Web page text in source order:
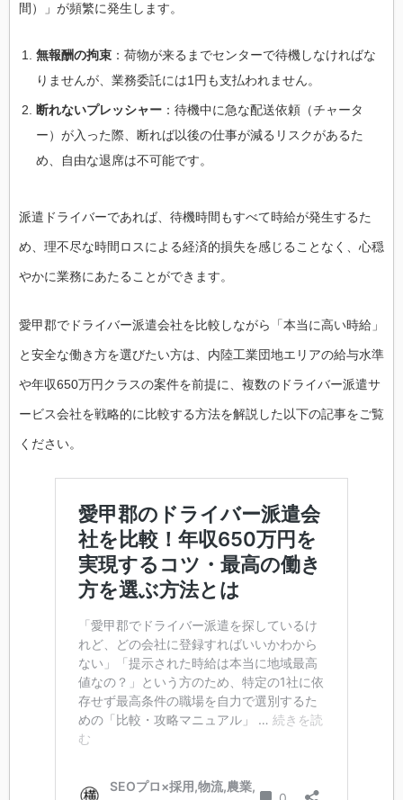
間）」が頻繁に発生します。
無報酬の拘束 ：荷物が来るまでセンターで待機しなければな
りませんが、業務委託には1円も支払われません。
断れないプレッシャー ：待機中に急な配送依頼（チャータ
ー）が入った際、断れば以後の仕事が減るリスクがあるた
め、自由な退席は不可能です。
派遣ドライバーであれば、待機時間もすべて時給が発生するた
め、理不尽な時間ロスによる経済的損失を感じることなく、心穏
やかに業務にあたることができます。
愛甲郡でドライバー派遣会社を比較しながら「本当に高い時給」
と安全な働き方を選びたい方は、内陸工業団地エリアの給与水準
や年収650万円クラスの案件を前提に、複数のドライバー派遣サ
ービス会社を戦略的に比較する方法を解説した以下の記事をご覧
ください。